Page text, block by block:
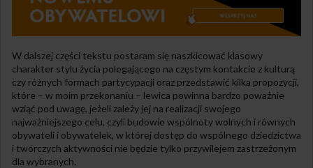
W dalszej części tekstu postaram się naszkicować klasowy
charakter stylu życia polegającego na częstym kontakcie z kulturą
czy różnych formach partycypacji oraz przedstawić kilka propozycji,
które – w moim przekonaniu – lewica powinna bardzo poważnie
wziąć pod uwagę, jeżeli zależy jej na realizacji swojego
najważniejszego celu, czyli budowie wspólnoty wolnych i równych
obywateli i obywatelek, w której dostęp do wspólnego dziedzictwa
i twórczych aktywności nie będzie tylko przywilejem zastrzeżonym
dla wybranych.